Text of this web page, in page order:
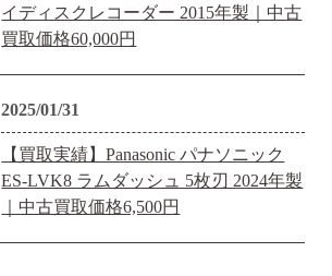
イディスクレコーダー 2015年製｜中古
買取価格60,000円
2025/01/31
【買取実績】Panasonic パナソニック
ES-LVK8 ラムダッシュ 5枚刃 2024年製
｜中古買取価格6,500円